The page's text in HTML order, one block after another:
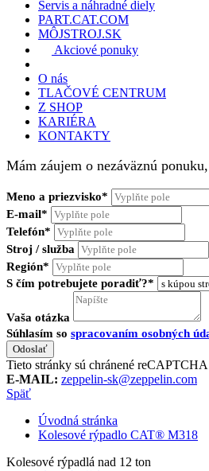
Servis a náhradné diely
PART.CAT.COM
MÔJSTROJ.SK
Akciové ponuky
O nás
TLAČOVÉ CENTRUM
Z SHOP
KARIÉRA
KONTAKTY
Mám záujem o nezáväznú
Meno a priezvisko*
E-mail*
Telefón*
Stroj / služba
Región*
S čím potrebujete poradiť?*
Vaša otázka
Súhlasím so spracovaním osobných
Tieto stránky sú chránené
E-MAIL: zeppelin-sk@zeppelin.com
Späť
Úvodná stránka
Kolesové rýpadlo CAT® M318
Kolesové rýpadlá nad 12 ton